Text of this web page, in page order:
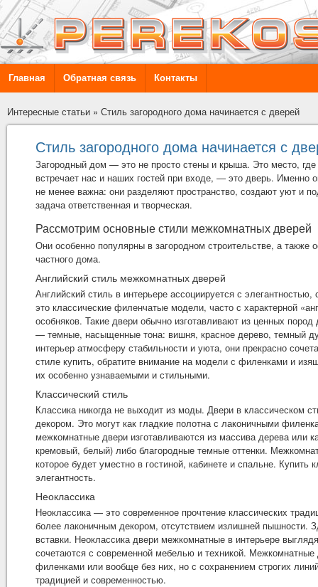
Главная Обратная связь Контакты
Интересные статьи » Стиль загородного дома начинается с дверей
Стиль загородного дома начинается с
Загородный дом — это не просто стены и крыша. Это место,
встречает нас и наших гостей при входе, — это дверь. Именно
не менее важна: они разделяют пространство, создают уют и
задача ответственная и творческая.
Рассмотрим основныестили межкомнатных дверей
Они особенно популярны в загородном строительстве, а
частного дома.
Английский стиль межкомнатных дверей
Английский стиль в интерьере ассоциируется с
это классические филенчатые модели, часто с характерной
особняков. Такие двери обычно изготавливают из ценных
— темные, насыщенные тона: вишня, красное дерево, темный
интерьер атмосферу стабильности и уюта, они прекрасно
стиле купить, обратите внимание на модели с филенками и
их особенно узнаваемыми и стильными.
Классический стиль
Классика никогда не выходит из моды. Двери в классическом
декором. Это могут как гладкие полотна с лаконичными
межкомнатные двери изготавливаются из массива дерева или
кремовый, белый) либо благородные темные оттенки.
которое будет уместно в гостиной, кабинете и спальне.
элегантность.
Неоклассика
Неоклассика — это современное прочтение классических
более лаконичным декором, отсутствием излишней пышности.
вставки. Неоклассика двери межкомнатные в интерьере
сочетаются с современной мебелью и техникой.
филенками или вообще без них, но с сохранением строгих
традицией и современностью.